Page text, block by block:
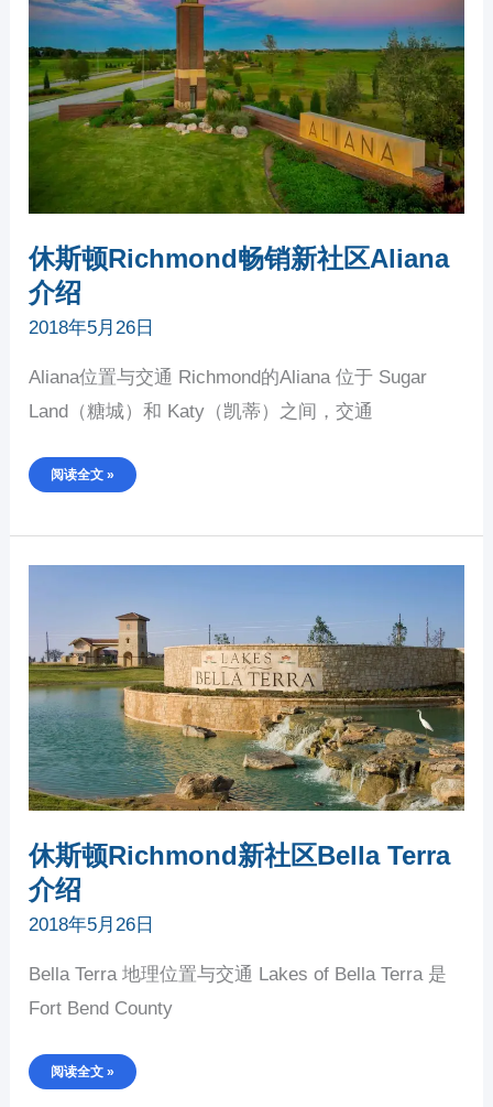
休斯顿Richmond畅销新社区Aliana
介绍
2018年5月26日
Aliana位置与交通 Richmond的Aliana 位于 Sugar
Land（糖城）和 Katy（凯蒂）之间，交通
新
社
ALIANA
介
绍
阅读全文 »
休斯顿Richmond新社区Bella Terra
介绍
2018年5月26日
Bella Terra 地理位置与交通 Lakes of Bella Terra 是
Fort Bend County
区
BELLA
TERRA
介
绍
阅读全文 »